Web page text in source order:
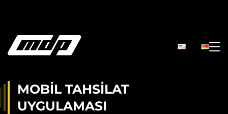
MOBIL TAHSILAT
UYGULAMASI